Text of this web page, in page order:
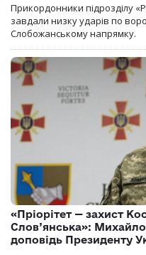
Прикордонники підрозділу
завдали низку ударів по
Слобожанському напрямку.
«Пріорітет — захист
Слов’янська»:
доповідь Президенту